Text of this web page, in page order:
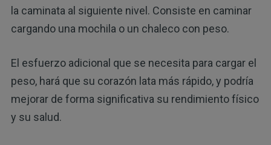
la caminata al siguiente nivel. Consiste en caminar
cargando una mochila o un chaleco con peso.
El esfuerzo adicional que se necesita para cargar el
peso, hará que su corazón lata más rápido, y podría
mejorar de forma significativa su rendimiento físico
y su salud.